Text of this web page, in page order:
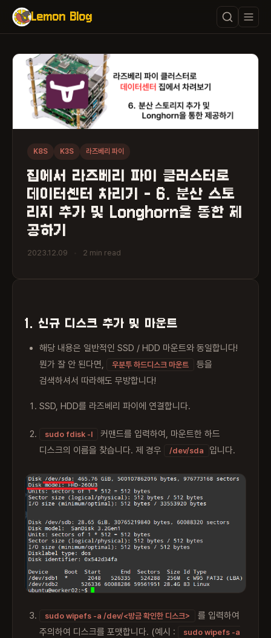
Lemon Blog
K8S K3S 라즈베리 파이
집에서 라즈베리 파이 클러스터로
데이터센터 차리기 - 6. 분산 스토
리지 추가 및 Longhorn을 통한 제
공하기
2023.12.09 2 min read
1. 신규 디스크 추가 및 마운트
해당 내용은 일반적인 SSD / HDD 마운트와 동일합니다!
뭔가 잘 안 된다면,
우분투 하드디스크 마운트
등을
검색하셔서 따라해도 무방합니다!
SSD, HDD를 라즈베리 파이에 연결합니다.
sudo fdisk -l
커맨드를 입력하여, 마운트한 하드
디스크의 이름을 찾습니다. 제 경우
/dev/sda 입니다.
sudo wipefs -a /dev/<방금 확인한 디스크>
를 입력하여
주의하여 디스크를 포맷합니다. (예시 :
sudo wipefs -a